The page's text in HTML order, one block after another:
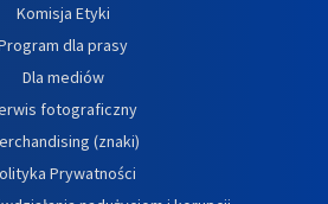
Komisja Etyki
dla prasy
Dla mediów
fotograficzny
(znaki)
Prywatności